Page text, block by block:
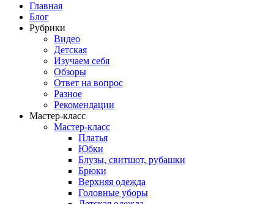
Главная
Блог
Рубрики
Видео
Детская
Изучаем себя
Обзоры
Ответ на вопрос
Разное
Рекомендации
Мастер-класс
Мастер-класс
Платья
Юбки
Блузы, свитшот, рубашки
Брюки
Верхняя одежда
Головные уборы